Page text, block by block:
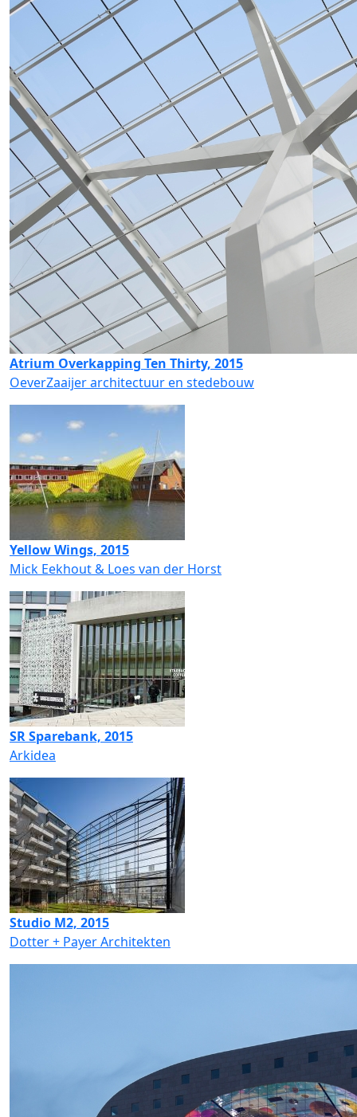
Atrium Overkapping Ten Thirty, 2015
OeverZaaijer architectuur en stedebouw
Yellow Wings, 2015
Mick Eekhout & Loes van der Horst
SR Sparebank, 2015
Arkidea
Studio M2, 2015
Dotter + Payer Architekten